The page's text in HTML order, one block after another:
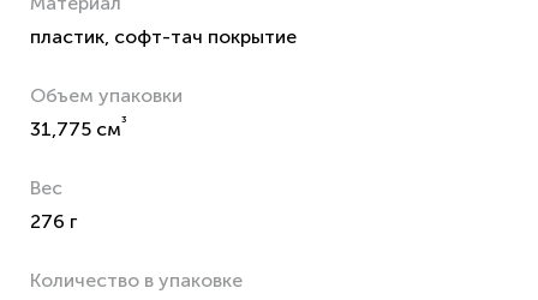
пластик, софт-тач покрытие
Объем упаковки
31,775 см³
Вес
276 г
Количество в упаковке